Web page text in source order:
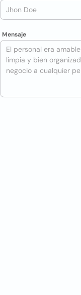
Mensaje